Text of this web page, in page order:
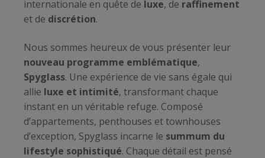
internationale en quête de luxe, de raffinement
et de discrétion.
Nous sommes heureux de vous présenter leur
nouveau programme emblématique,
Spyglass. Une expérience de vie sans égale qui
allie luxe et intimité, transformant chaque
instant en un véritable refuge. Composé
d’appartements, penthouses et townhouses
d’exception, Spyglass incarne le summum du
lifestyle sophistiqué. Chaque détail est pensé